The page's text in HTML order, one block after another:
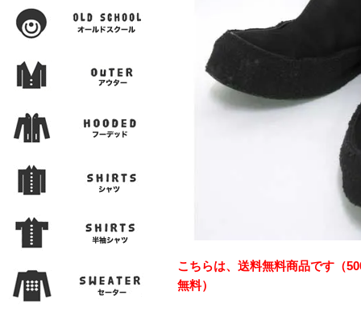
こちらは、送料無料商品です（
無料）